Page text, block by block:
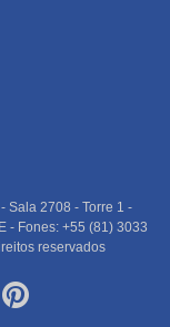
Sala 2708 - Torre 1 -
- Fones: +55 (81) 3033
reservados